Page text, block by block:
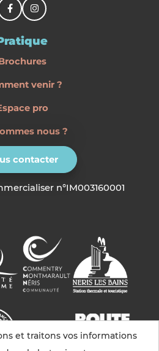
venir ?
pro
nous ?
contacter
n°IM003160001
et traitons vos informations